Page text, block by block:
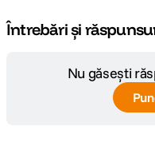
Întrebări și
Nu găsești